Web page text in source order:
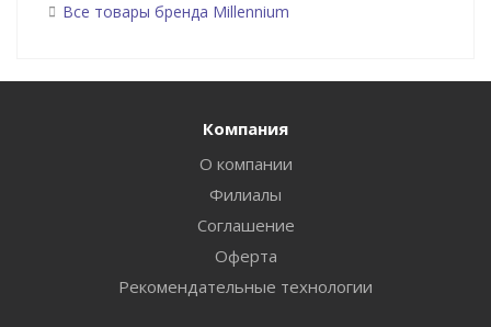
Все товары бренда Millennium
Компания
О компании
Филиалы
Соглашение
Оферта
Рекомендательные технологии